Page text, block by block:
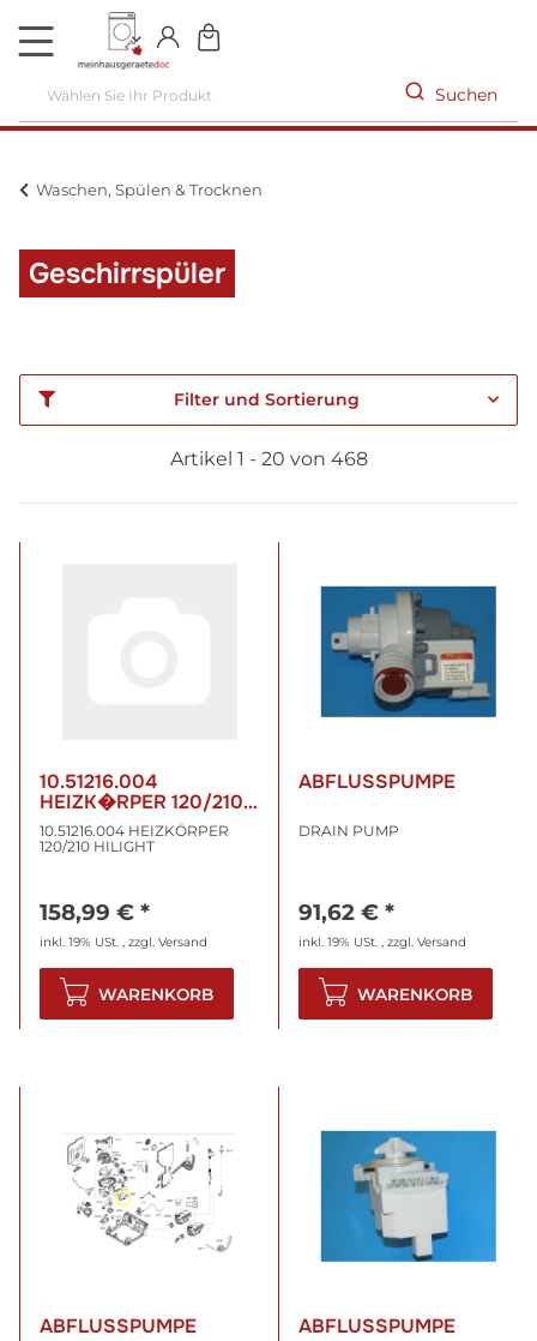
DE
Suchen
Waschen, Spülen & Trocknen
Geschirrspüler
Filter und Sortierung
Artikel 1 - 20 von 468
10.51216.004
HEIZK�RPER 120/210
HILIGHT
10.51216.004 HEIZKÖRPER
120/210 HILIGHT
158,99 € *
inkl. 19% USt. , zzgl. Versand
WARENKORB
ABFLUSSPUMPE
DRAIN PUMP
91,62 € *
inkl. 19% USt. , zzgl. Versand
WARENKORB
ABFLUSSPUMPE ABFLUSSPUMPE